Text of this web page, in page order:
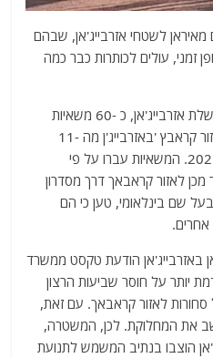
לשטחי אזרבייג'אן, שבהם
זמני, עולים לכותרות כבר כמה
על פי נתונים שנאספו על ידי ממשלת אזרבייג'אן, כ -60 משאיות
איראניות נסעו באופן לא חוקי לאזור קראבץ 'באזרבייג'ן מה -11
באוגוסט עד ה -11 בספטמבר 2021. המשאיות עברו על פי
מכן לאזור קראבאך דרך מסדרון
שם בינלאומי, טען כי הם
אחרים.
באזרבייג'אן הודעת טקסט ממשרד
יותר על חוסר שביעות הרצון
לאזור קראבאך. עם זאת,
את המחלוקת. לכן, המשטרה,
הוצבו בנתיב המשמש לתנועת